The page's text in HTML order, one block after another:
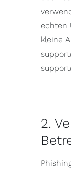
echten
kleine
2.